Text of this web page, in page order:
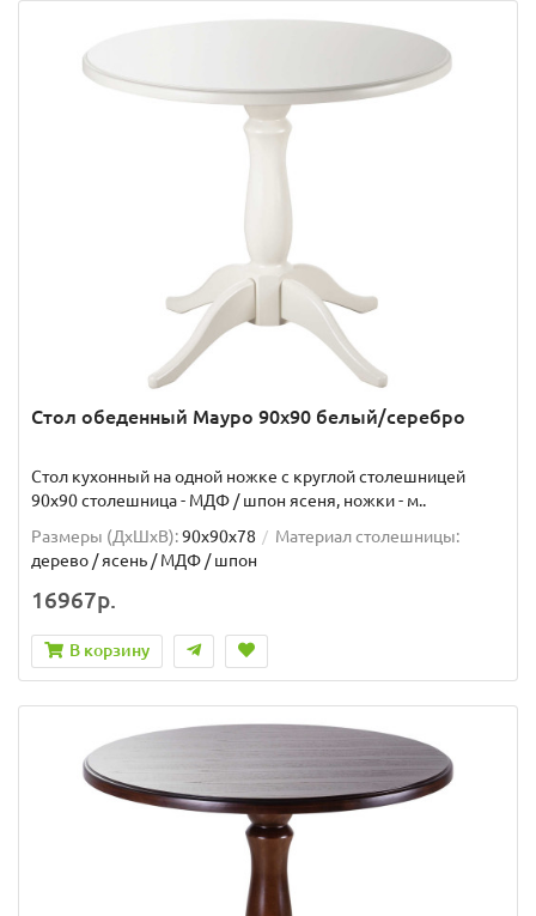
Стол обеденный Мауро 90х90 белый/серебро
Стол кухонный на одной ножке с круглой столешницей
90х90 столешница - МДФ / шпон ясеня, ножки - м..
Размеры (ДхШxВ):90х90х78
Материал столешницы:
дерево / ясень / МДФ / шпон
16967р.
В корзину